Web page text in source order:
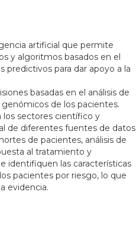
artificial que permite
y algoritmos basados en el
predictivos para dar apoyo a la
basadas en el análisis de
de los pacientes.
los sectores científico y
de diferentes fuentes de datos
de pacientes, análisis de
al tratamiento y
identifiquen las características
pacientes por riesgo, lo que
evidencia.